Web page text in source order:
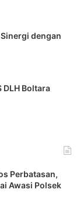
dengan
DLH Boltara
Perbatasan,
Awasi Polsek